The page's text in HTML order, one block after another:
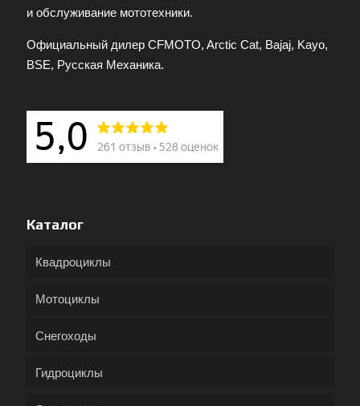
и обслуживание мототехники.
Официальный дилер CFMOTO, Arctic Cat, Bajaj, Kayo,
BSE, Русская Механика.
Каталог
Квадроциклы
Мотоциклы
Снегоходы
Гидроциклы